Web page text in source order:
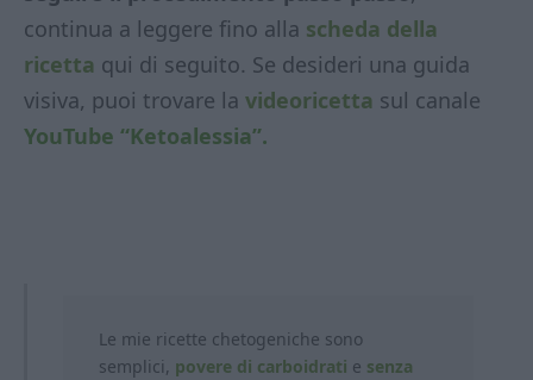
continua a leggere fino alla scheda della
ricetta qui di seguito. Se desideri una guida
visiva, puoi trovare la videoricetta sul canale
YouTube “Ketoalessia”.
Le mie ricette chetogeniche sono
semplici, povere di carboidrati e senza